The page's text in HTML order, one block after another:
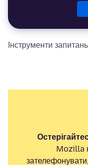
Інструменти запитань
Mozilla